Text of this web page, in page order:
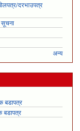
दरभाउपत्र
सूचना
अन्य
बडापत्र
बडापत्र